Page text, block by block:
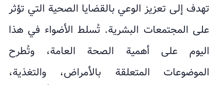
تهدف إلى تعزيز الوعي بالقضايا الصحية التي تؤثر
على المجتمعات البشرية. تُسلط الأضواء في هذا
اليوم على أهمية الصحة العامة، وتُطرح
الموضوعات المتعلقة بالأمراض، والتغذية،